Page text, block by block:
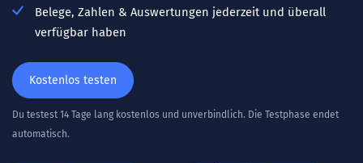
Belege, Zahlen & Auswertungen jederzeit und überall
verfügbar haben
Kostenlos testen
Du testest 14 Tage lang kostenlos und unverbindlich. Die Testphase endet
automatisch.